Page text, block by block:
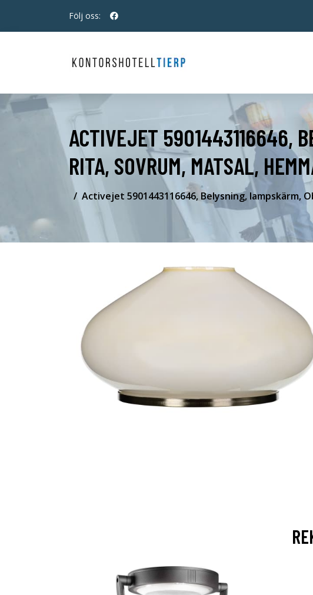
Följ oss:
ACTIVEJET 5901443116646,
RITA, SOVRUM, MATSAL,
Activejet 5901443116646, Belysning, lampskärm,